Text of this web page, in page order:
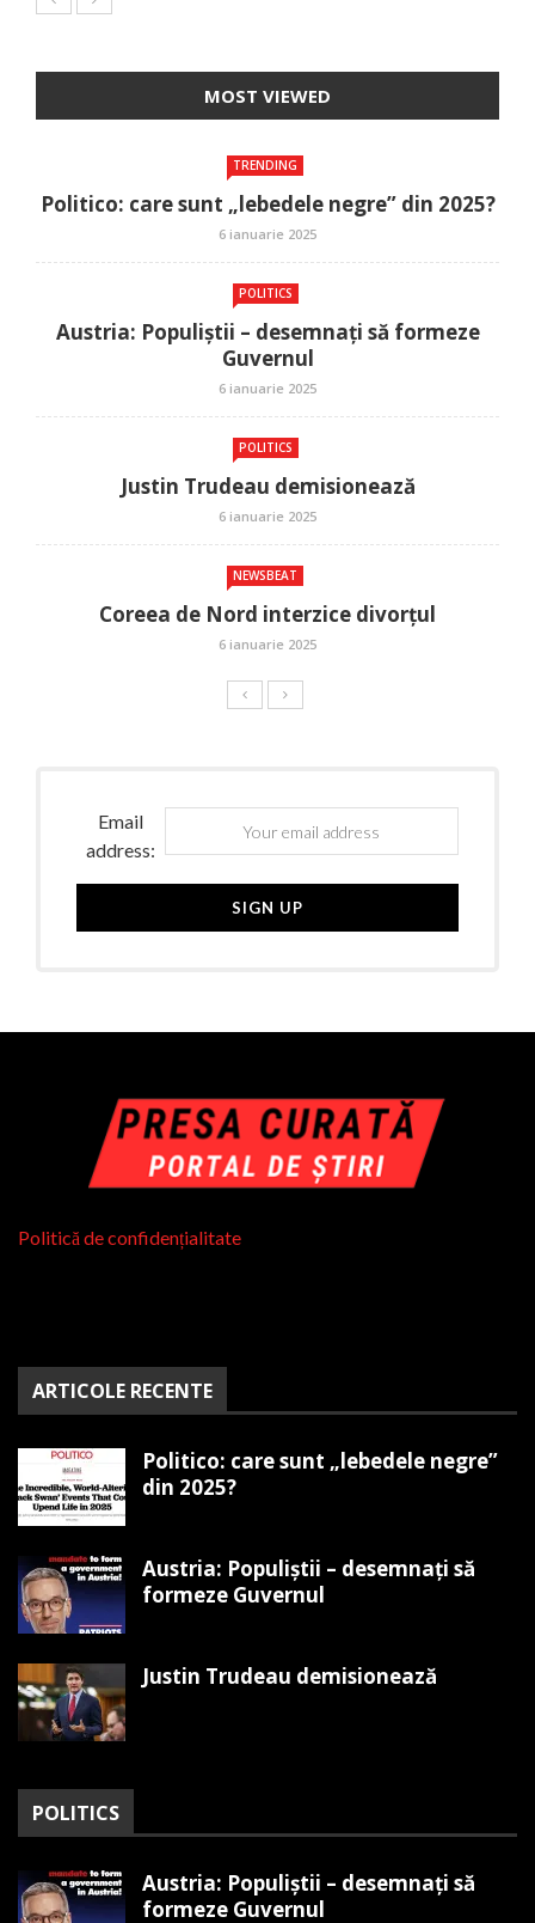
MOST VIEWED
TRENDING
Politico: care sunt „lebedele negre” din 2025?
6 ianuarie 2025
POLITICS
Austria: Populiștii – desemnați să formeze
Guvernul
6 ianuarie 2025
POLITICS
Justin Trudeau demisionează
6 ianuarie 2025
NEWSBEAT
Coreea de Nord interzice divorțul
6 ianuarie 2025
Email
address:
Politică de confidențialitate
ARTICOLE RECENTE
Politico: care sunt „lebedele negre”
din 2025?
Austria: Populiștii – desemnați să
formeze Guvernul
Justin Trudeau demisionează
POLITICS
Austria: Populiștii – desemnați să
formeze Guvernul